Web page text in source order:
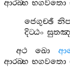
ආරබ‍්භ භගවතො
ජෙගුච‍්ඡී
දිට‍්ඨං
අථ
ඛො
ආරබ‍්භ භගවතො